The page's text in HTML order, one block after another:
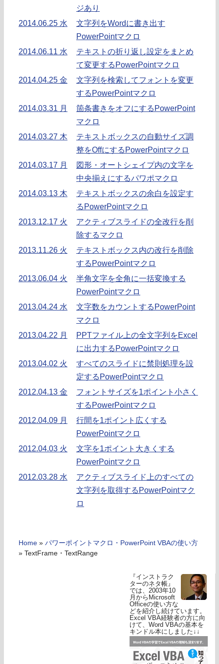
ジあり
2014.06.25 水
文字列をWordに書き出す
PowerPointマクロ
2014.06.11 水
テキストの折り返し設定をまとめ
て変更するPowerPointマクロ
2014.04.25 金
文字列を検索してフォントを変更
するPowerPointマクロ
2014.03.31 月
箇条書きをオフにするPowerPoint
マクロ
2014.03.27 木
テキストボックスの自動サイズ調
整をOffにするPowerPointマクロ
2014.03.17 月
図形・オートシェイプ内の文字を
中央揃えにするパワポマクロ
2014.03.13 木
テキストボックスの余白を設定す
るPowerPointマクロ
2013.12.17 火
アクティブスライドの全改行を削
除するマクロ
2013.11.26 火
テキストボックス内の改行を削除
するPowerPointマクロ
2013.06.04 火
半角文字を全角に一括変換する
PowerPointマクロ
2013.04.24 水
文字数をカウントするPowerPoint
マクロ
2013.04.22 月
PPTファイル上の全文字列をExcel
に出力するPowerPointマクロ
2013.04.02 火
すべてのスライドに禁則処理を設
定するPowerPointマクロ
2012.04.13 金
フォントサイズを1ポイント小さく
するPowerPointマクロ
2012.04.09 月
行間を1ポイント広くする
PowerPointマクロ
2012.04.03 火
文字を1ポイント大きくする
PowerPointマクロ
2012.03.28 水
アクティブスライド上のすべての
文字列を取得するPowerPointマク
ロ
Home » パワーポイントマクロ・PowerPoint VBAの使い方
» TextFrame・TextRange
『インストラク
ターのネタ帳』
では、2003年10
月からMicrosoft
Officeの使い方な
どを紹介し続けています。
Excel VBA経験者の方に向
けて、Word VBAの基本を
キンドル本にしました↓↓